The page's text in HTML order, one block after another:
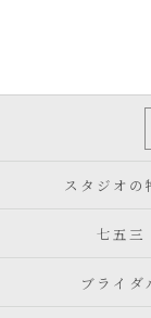
スタジオの
七五三
ブライダ